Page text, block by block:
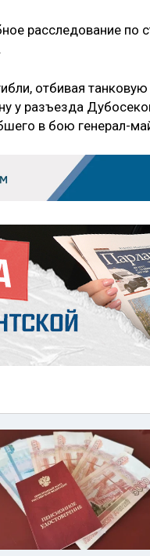
расследование по
отбивая
у разъезда
в бою генерал-